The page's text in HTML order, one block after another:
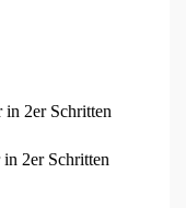
in 2er Schritten
2er Schritten